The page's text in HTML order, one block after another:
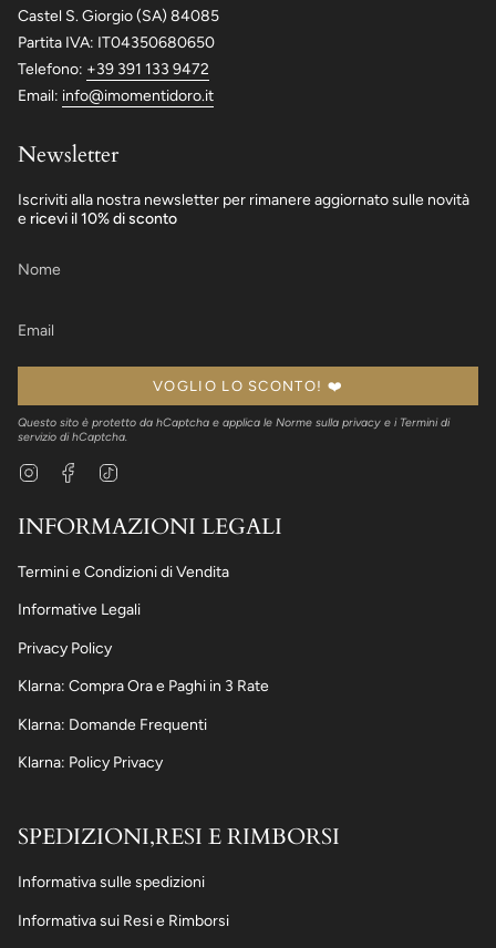
Castel S. Giorgio (SA) 84085
Partita IVA: IT04350680650
Telefono: +39 391 133 9472
Email: info@imomentidoro.it
Newsletter
Iscriviti alla nostra newsletter per rimanere aggiornato sulle novità
e ricevi il 10% di sconto
VOGLIO LO SCONTO! ❤️
Questo sito è protetto da hCaptcha e applica le Norme sulla privacy e i Termini di
servizio di hCaptcha.
InstagramFacebook
INFORMAZIONI LEGALI
Termini e Condizioni di Vendita
Informative Legali
Privacy Policy
Klarna: Compra Ora e Paghi in 3 Rate
Klarna: Domande Frequenti
Klarna: Policy Privacy
SPEDIZIONI,RESI E RIMBORSI
Informativa sulle spedizioni
Informativa sui Resi e Rimborsi